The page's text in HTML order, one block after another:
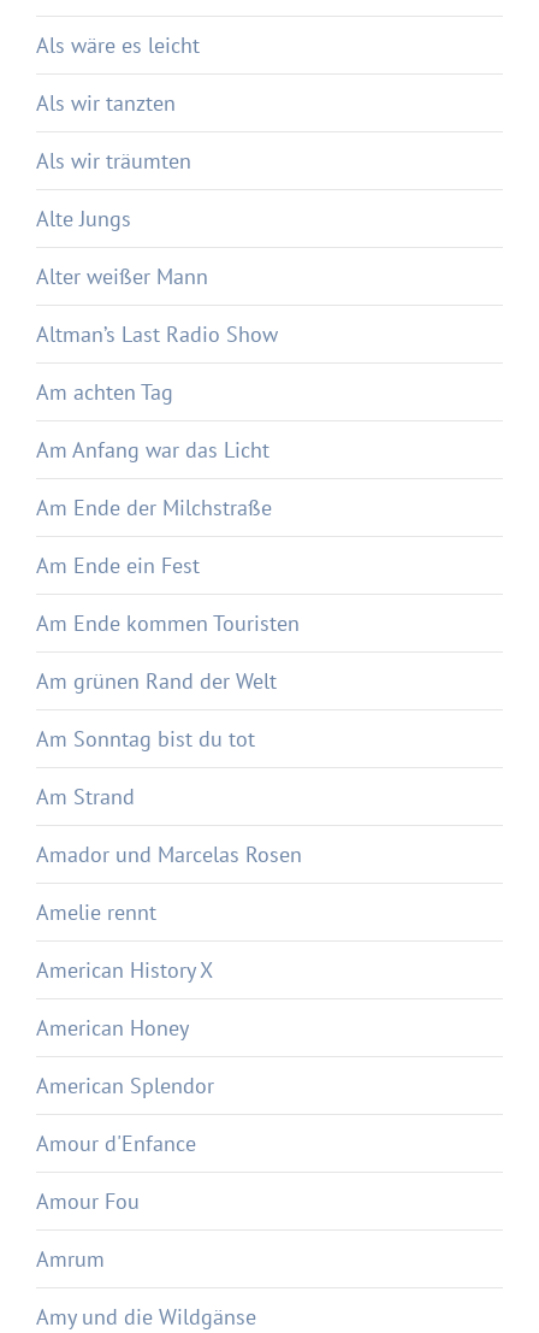
Als wäre es leicht
Als wir tanzten
Als wir träumten
Alte Jungs
Alter weißer Mann
Altman’s Last Radio Show
Am achten Tag
Am Anfang war das Licht
Am Ende der Milchstraße
Am Ende ein Fest
Am Ende kommen Touristen
Am grünen Rand der Welt
Am Sonntag bist du tot
Am Strand
Amador und Marcelas Rosen
Amelie rennt
American History X
American Honey
American Splendor
Amour d'Enfance
Amour Fou
Amrum
Amy und die Wildgänse